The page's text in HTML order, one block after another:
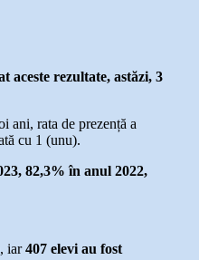
aceste rezultate, astăzi, 3
ani, rata de prezență a
cu 1 (unu).
82,3% în anul 2022,
iar407 elevi au fost